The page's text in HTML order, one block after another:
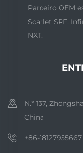
Parceiro OEM
Scarlet SRF,
NXT.
N.º 137,
China
+86-18127955667